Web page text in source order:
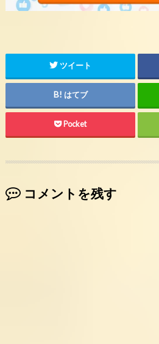
ツイート
はてブ
Pocket
コメントを残す